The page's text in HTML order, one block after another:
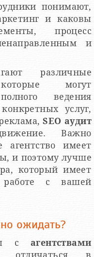
понимают,
и каковы
процесс
и
различные
могут
ведения
услуг,
SEO аудит
Важно
агентство имеет
и поэтому лучше
который имеет
с вашей
ожидать?
с агентствами
в